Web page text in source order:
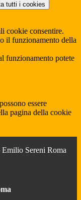
tutti i cookies
cookie consentire.
il funzionamento della
funzionamento potete
essere
pagina della cookie
Sereni Roma